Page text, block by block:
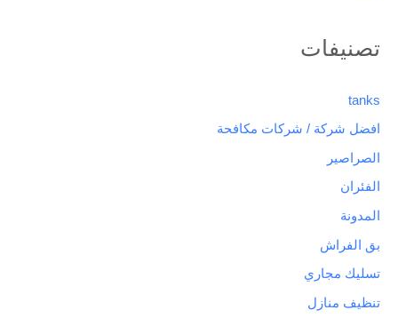
تصنيفات
tanks
افضل شركة / شركات مكافحة
الصراصير
الفئران
المدونة
بق الفراش
تسليك مجاري
تنظيف منازل